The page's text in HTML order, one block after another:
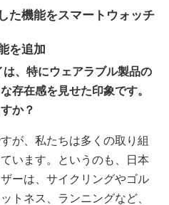
た機能をスマートウォッチ
を追加
、特にウェアラブル製品の
存在感を見せた印象です。
か？
が、私たちは多くの取り組
います。というのも、日本
ーは、サイクリングやゴル
トネス、ランニングなど、